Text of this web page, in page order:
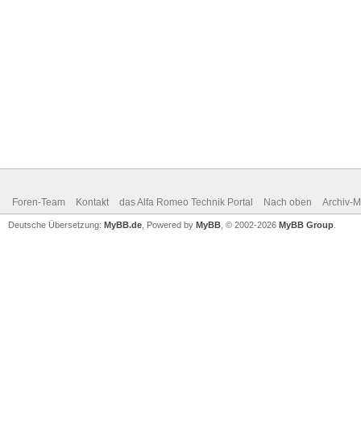
Foren-Team Kontakt das Alfa Romeo Technik Portal Nach oben Archiv-
Deutsche Übersetzung: MyBB.de , Powered by MyBB , © 2002-2026 MyBB Group